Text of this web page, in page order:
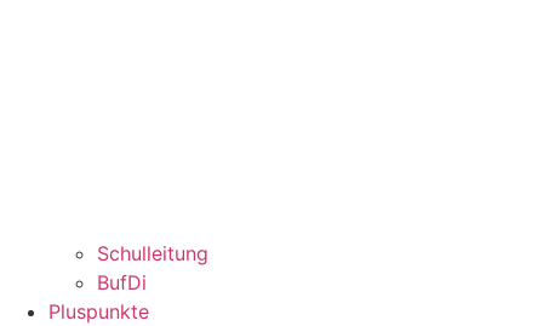
Schulleitung
BufDi
Pluspunkte